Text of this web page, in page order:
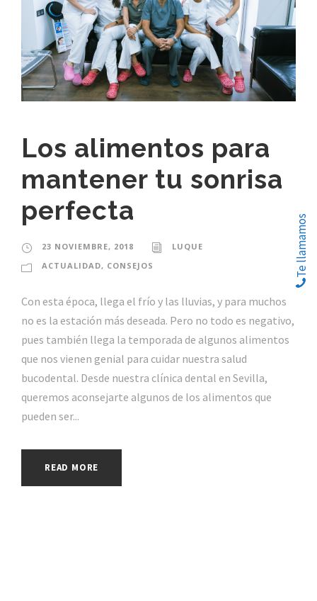
Los alimentos para
mantener tu sonrisa
perfecta
23 NOVIEMBRE, 2018
LUQUE
ACTUALIDAD, CONSEJOS
Con esta época, llega el frío y las lluvias, y para muchos
no es la estación más deseada. Pero no todo es negativo,
pues también llega la temporada de algunos alimentos
que nos vienen genial para cuidar nuestra salud
bucodental. Desde nuestra clínica dental en Sevilla,
queremos aconsejarte algunos de los alimentos que
pueden ser...
READ MORE
Te llamamos
Te llamamos